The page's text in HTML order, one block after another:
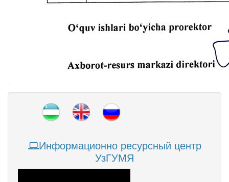
Информационно ресурсный центр
УзГУМЯ